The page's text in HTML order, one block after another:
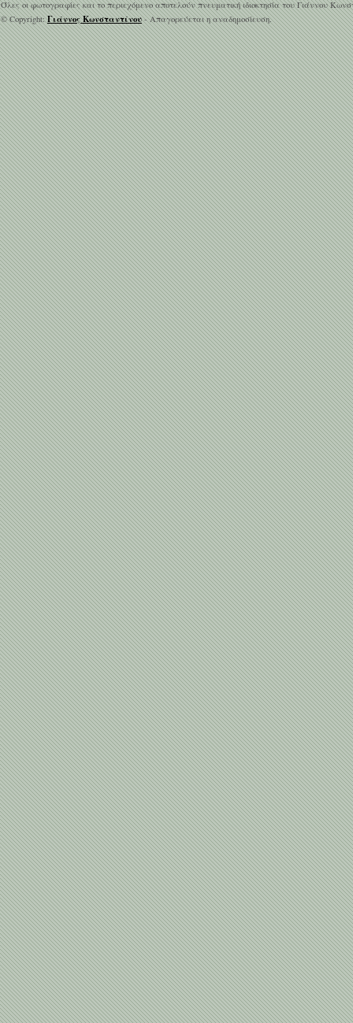
Όλες οι φωτογραφίες και το περιεχόμενο αποτελούν πνευματική ιδιοκτησία του Γιάννου
© Copyright:Γιάννος Κωνσταντίνου- Απαγορεύεται η αναδημοσίευση.